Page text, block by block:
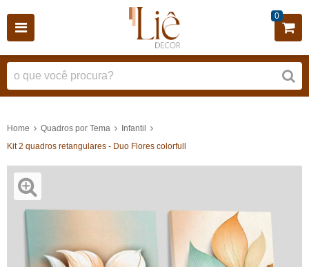
0
Home Quadros por Tema
Infantil
Kit 2 quadros retangulares - Duo Flores colorfull